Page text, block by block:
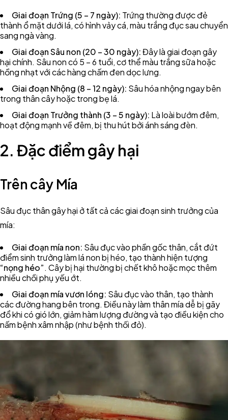
Giai đoạn Trứng (5 – 7 ngày): Trứng thường được đẻ
thành ổ mặt dưới lá, có hình vảy cá, màu trắng đục sau chuyển
sang ngà vàng.
Giai đoạn Sâu non (20 – 30 ngày):Đây là giai đoạn gây
hại chính. Sâu non có 5 – 6 tuổi, cơ thể màu trắng sữa hoặc
hồng nhạt với các hàng chấm đen dọc lưng.
Giai đoạn Nhộng (8 – 12 ngày): Sâu hóa nhộng ngay bên
trong thân cây hoặc trong bẹ lá.
Giai đoạn Trưởng thành (3 – 5 ngày): Là loài bướm đêm,
hoạt động mạnh về đêm, bị thu hút bởi ánh sáng đèn.
2. Đặc điểm gây hại
Trên cây Mía
Sâu đục thân gây hại ở tất cả các giai đoạn sinh trưởng của
mía:
Giai đoạn mía non: Sâu đục vào phần gốc thân, cắt đứt
điểm sinh trưởng làm lá non bị héo, tạo thành hiện tượng
“nọng héo”. Cây bị hại thường bị chết khô hoặc mọc thêm
nhiều chồi phụ yếu ớt.
Giai đoạn mía vươn lóng: Sâu đục vào thân, tạo thành
các đường hang bên trong. Điều này làm thân mía dễ bị gãy
đổ khi có gió lớn, giảm hàm lượng đường và tạo điều kiện cho
nấm bệnh xâm nhập (như bệnh thối đỏ).